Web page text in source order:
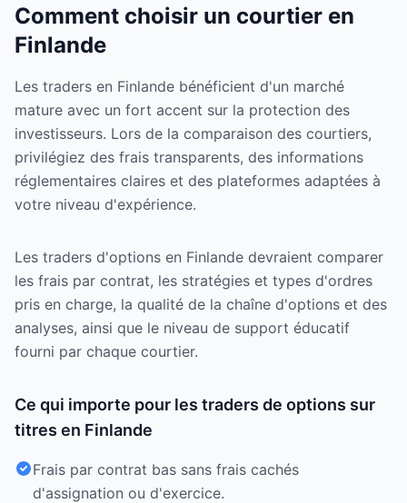
Comment choisir un courtier en
Finlande
Les traders en Finlande bénéficient d'un marché
mature avec un fort accent sur la protection des
investisseurs. Lors de la comparaison des courtiers,
privilégiez des frais transparents, des informations
réglementaires claires et des plateformes adaptées à
votre niveau d'expérience.
Les traders d'options en Finlande devraient comparer
les frais par contrat, les stratégies et types d'ordres
pris en charge, la qualité de la chaîne d'options et des
analyses, ainsi que le niveau de support éducatif
fourni par chaque courtier.
Ce qui importe pour les traders de options sur
titres en Finlande
Frais par contrat bas sans frais cachés
d'assignation ou d'exercice.